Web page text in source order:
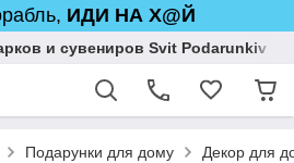
ИДИ НА Х@Й
и сувениров Svit Podarunkiv
Подарунки для дому Декор для